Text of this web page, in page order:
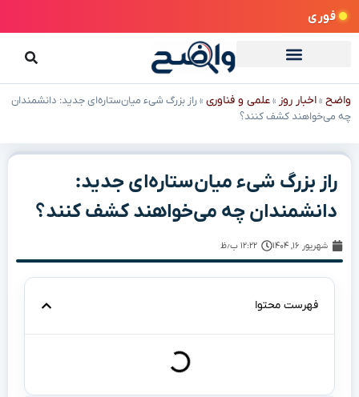
فوری
واضح »اخبار روز »علمی و فناوری »راز بزرگ شیء میان‌ستاره‌ای جدید: دانشمندان
چه می‌خواهند کشف کنند؟
راز بزرگ شیء میان‌ستاره‌ای جدید:
دانشمندان چه می‌خواهند کشف کنند؟
شهریور ۱۶, ۱۴۰۴ ۱۲:۲۲ ب٫ظ
فهرست محتوا